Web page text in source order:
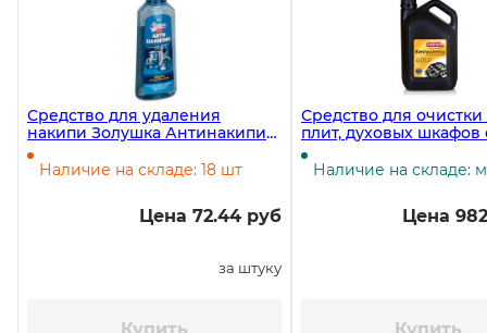
Средство для удаления
накипи Золушка Антинакипин,
жидкий, 250 мл
Наличие на складе: 18 шт
Цена 72.44 руб
за штуку
Средство для
плит, духовых шкафов
Unicum Gold, 3 литра
Наличие на складе:
Цена